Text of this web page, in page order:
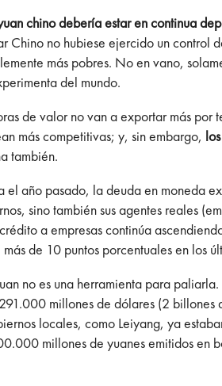
chino debería estar en continua
no hubiese ejercido un control
más pobres. No en vano,
del mundo.
de valor no van a exportar más por
más competitivas; y, sin embargo,
también.
año pasado, la deuda en moneda
sino también sus agentes reales
a empresas continúa
de 10 puntos porcentuales en los
no es una herramienta para
millones de dólares (2 billones
locales, como Leiyang, ya
millones de yuanes emitidos en